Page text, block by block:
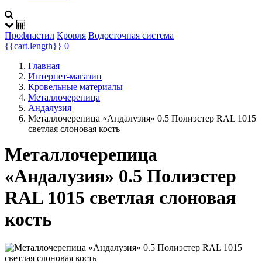
Профнастил Кровля Водосточная система
{{cart.length}} 0
Главная
Интернет-магазин
Кровельные материалы
Металлочерепица
Андалузия
Металлочерепица «Андалузия» 0.5 Полиэстер RAL 1015
светлая слоновая кость
Металлочерепица
«Андалузия» 0.5 Полиэстер
RAL 1015 светлая слоновая
кость